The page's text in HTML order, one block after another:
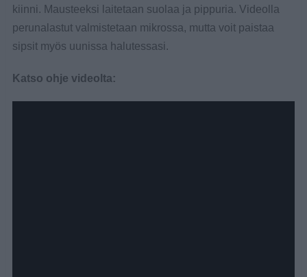
kiinni. Mausteeksi laitetaan suolaa ja pippuria. Videolla
perunalastut valmistetaan mikrossa, mutta voit paistaa
sipsit myös uunissa halutessasi.
Katso ohje videolta: